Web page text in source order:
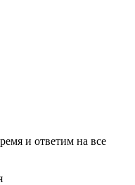
и ответим на все